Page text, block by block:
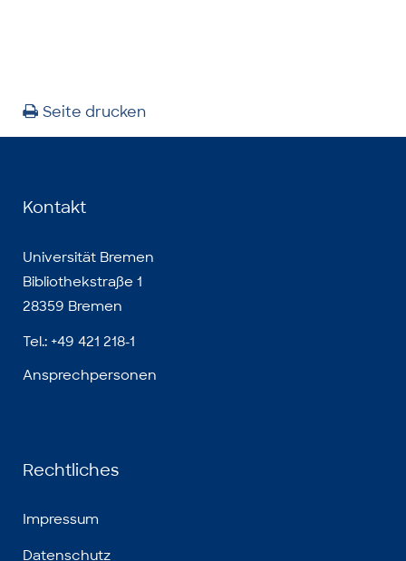
Seite drucken
Kontakt
Universität Bremen
Bibliothekstraße 1
28359 Bremen
Tel.: +49 421 218-1
Ansprechpersonen
Rechtliches
Impressum
Datenschutz